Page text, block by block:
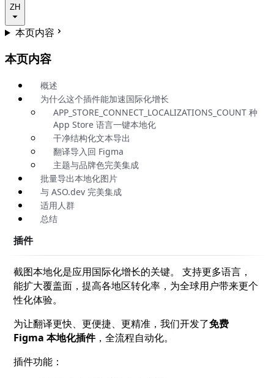
ZH
本页内容
本页内容
概述
为什么这个插件能加速国际化增长
APP_STORE_CONNECT_LOCALIZATIONS_COUNT 种
App Store 语言一键本地化
干净结构化文本导出
翻译导入回 Figma
主题与品牌色完美集成
批量导出本地化图片
与 ASO.dev 完美集成
适用人群
总结
插件
截图本地化是应用国际化增长的关键。 支持更多语言，
能扩大覆盖面，提高各地区转化率，为全球用户带来更个
性化体验。
为让翻译更快、更便捷、更精准，我们开发了免费
Figma 本地化插件，全流程自动化。
插件功能：